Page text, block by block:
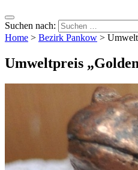
Suchen nach:
Home > Bezirk Pankow >
Umweltpreis